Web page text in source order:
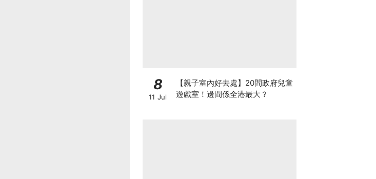
8
11 Jul
【親子室內好去處】20間政府兒童
遊戲室！邊間係全港最大？